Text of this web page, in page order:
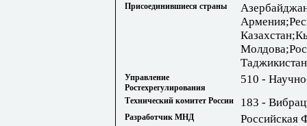
Присоединившиеся страны
Управление
Ростехрегулирования
510 -
Технический комитет России 183 -
Разработчик МНД Российская